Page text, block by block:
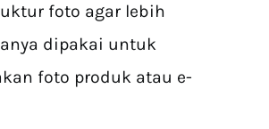
foto agar lebih
dipakai untuk
foto produk atau e-